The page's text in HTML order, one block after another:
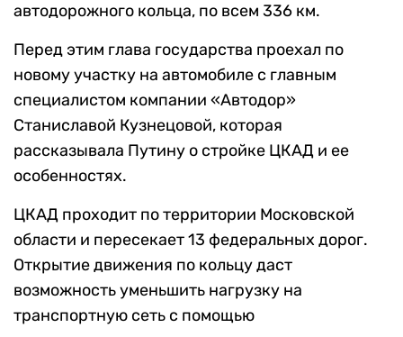
автодорожного кольца, по всем 336 км.
Перед этим глава государства проехал по
новому участку на автомобиле с главным
специалистом компании «Автодор»
Станиславой Кузнецовой, которая
рассказывала Путину о стройке ЦКАД и ее
особенностях.
ЦКАД проходит по территории Московской
области и пересекает 13 федеральных дорог.
Открытие движения по кольцу даст
возможность уменьшить нагрузку на
транспортную сеть с помощью